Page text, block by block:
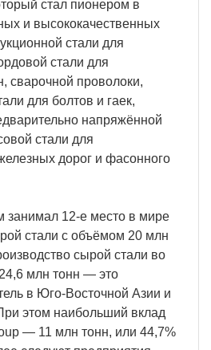
стал пионером в
и высококачественных
стали для
стали для
сварочной проволоки,
для болтов и гаек,
напряжённой
стали для
дорог и фасонного
занимал 12-е место в мире
стали с объёмом 20 млн
сырой стали во
млн тонн — это
в Юго-Восточной Азии и
этом наибольший вклад
— 11 млн тонн, или 44,7%